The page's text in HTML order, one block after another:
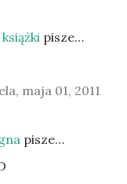
pisze…
maja 01, 2011
pisze…